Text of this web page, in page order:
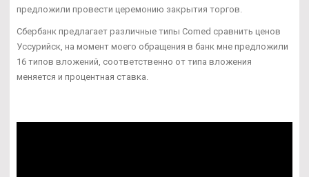
предложили провести церемонию закрытия торгов.
Сбербанк предлагает различные типы Comed сравнить ценов
Уссурийск, на момент моего обращения в банк мне предложили
16 типов вложений, соответственно от типа вложения
меняется и процентная ставка.